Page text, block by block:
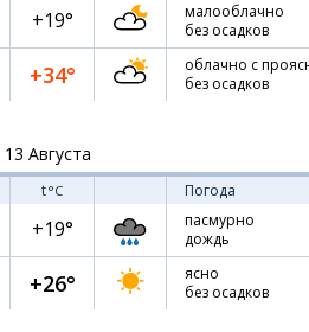
+19°
малооблачно
без осадков
+34°
облачно с
без осадков
13 Августа
t°C Погода
+19°
пасмурно
дождь
+26°
ясно
без осадков